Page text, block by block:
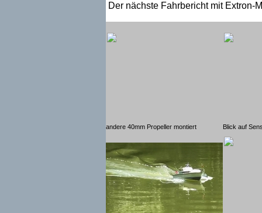
Der nächste Fahrbericht mit Extron-
andere 40mm Propeller montiert Blick auf